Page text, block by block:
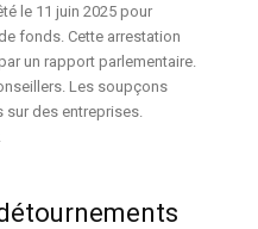
le 11 juin 2025 pour
fonds. Cette arrestation
un rapport parlementaire.
Les soupçons
sur des entreprises.